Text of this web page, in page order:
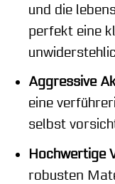
und die
perfekt eine
Aggressive
eine
selbst
Hochwertige
robusten